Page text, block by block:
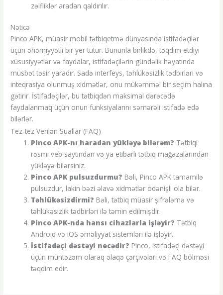
zəifliklər aradan qaldırılır.
Nəticə
Pinco APK, müasir mobil tətbiqetmə dünyasında istifadəçilər
üçün əhəmiyyətli bir yer tutur. Bununla birlikdə, təqdim etdiyi
xüsusiyyətlər və faydalar, istifadəçilərin gündəlik həyatında
müsbət təsir yaradır. Sadə interfeys, təhlükəsizlik tədbirləri və
inteqrasiya olunmuş xidmətlər, onu mükəmməl bir seçim halına
gətirir. İstifadəçilər, bu tətbiqdən maksimal dərəcədə
faydalanmaq üçün onun funksiyalarını səmərəli istifadə edə
bilərlər.
Tez-tez Verilən Suallar (FAQ)
Pinco APK-nı haradan yükləyə bilərəm? Tətbiqi
rəsmi veb saytından və ya etibarlı tətbiq mağazalarından
yükləyə bilərsiniz.
Pinco APK pulsuzdurmu? Bəli, Pinco APK tamamilə
pulsuzdur, lakin bəzi əlavə xidmətlər ödənişli ola bilər.
Təhlükəsizdirmi? Bəli, tətbiq müasir şifrələmə və
təhlükəsizlik tədbirləri ilə təmin edilmişdir.
Pinco APK-nda hansı cihazlarla işləyir? Tətbiq
Android və iOS əməliyyat sistemləri ilə işləyir.
İstifadəçi dəstəyi necədir? Pinco, istifadəçi dəstəyi
üçün müntəzəm olaraq əlaqə çərçivələri və FAQ bölməsi
təqdim edir.